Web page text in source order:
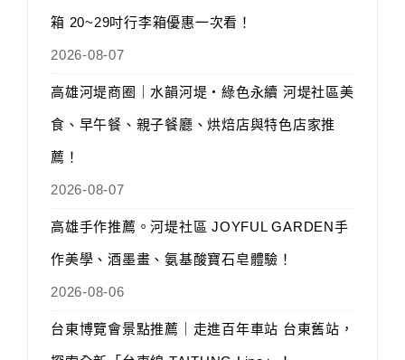
箱 20~29吋行李箱優惠一次看！
2026-08-07
高雄河堤商圈｜水韻河堤‧綠色永續 河堤社區美
食、早午餐、親子餐廳、烘焙店與特色店家推
薦！
2026-08-07
高雄手作推薦。河堤社區 JOYFUL GARDEN手
作美學、酒墨畫、氨基酸寶石皂體驗！
2026-08-06
台東博覽會景點推薦｜走進百年車站 台東舊站，